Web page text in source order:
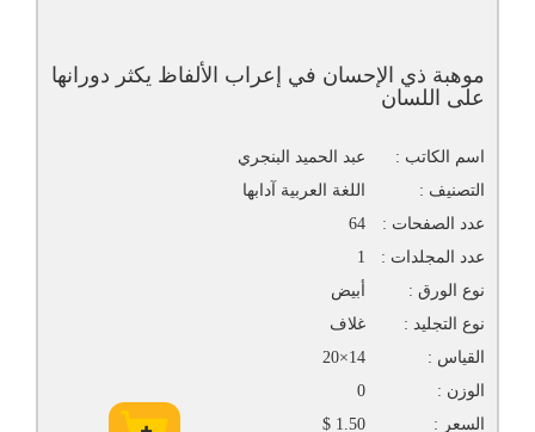
موهبة ذي الإحسان في إعراب الألفاظ يكثر دورانها
على اللسان
اسم الكاتب :
عبد الحميد البنجري
التصنيف :
اللغة العربية آدابها
عدد الصفحات :
64
عدد المجلدات :
1
نوع الورق :
أبيض
نوع التجليد :
غلاف
القياس :
14×20
الوزن :
0
السعر :
1.50 $